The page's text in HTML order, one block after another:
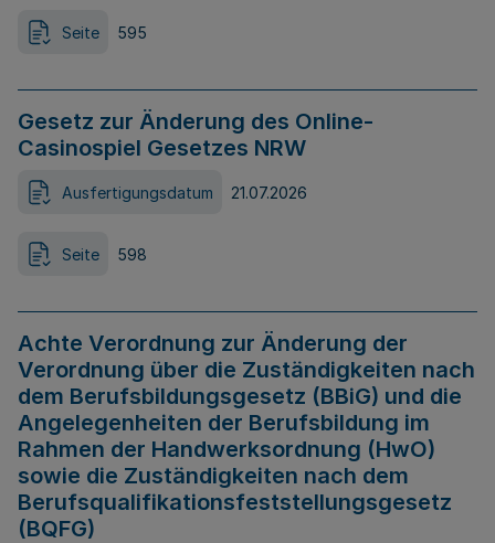
Seite 595
Gesetz zur Änderung des Online-
Casinospiel Gesetzes NRW
Ausfertigungsdatum 21.07.2026
Seite 598
Achte Verordnung zur Änderung der
Verordnung über die Zuständigkeiten nach
dem Berufsbildungsgesetz (BBiG) und die
Angelegenheiten der Berufsbildung im
Rahmen der Handwerksordnung (HwO)
sowie die Zuständigkeiten nach dem
Berufsqualifikationsfeststellungsgesetz
(BQFG)